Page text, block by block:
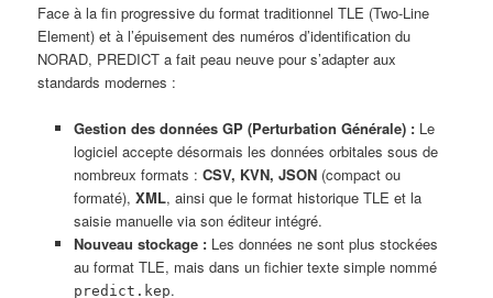
Face à la fin progressive du format traditionnel TLE (Two-Line
Element) et à l’épuisement des numéros d’identification du
NORAD, PREDICT a fait peau neuve pour s’adapter aux
standards modernes :
Gestion des données GP (Perturbation Générale) :Le
logiciel accepte désormais les données orbitales sous de
nombreux formats : CSV, KVN, JSON(compact ou
formaté), XML, ainsi que le format historique TLE et la
saisie manuelle via son éditeur intégré.
Nouveau stockage :Les données ne sont plus stockées
au format TLE, mais dans un fichier texte simple nommé
predict.kep.